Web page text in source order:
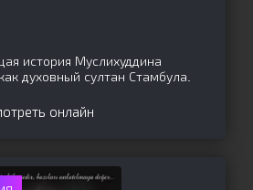
история Муслихуддина
духовный султан Стамбула.
онлайн